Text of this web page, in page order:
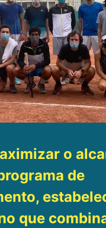
o
de
que